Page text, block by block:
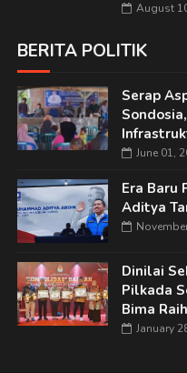
August
BERITA POLITIK
Serap
June 01,
Era Baru
Aditya
Dinilai
Pilkada
Bima
January